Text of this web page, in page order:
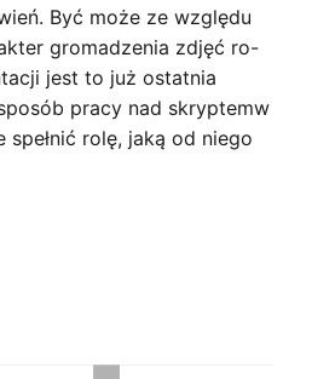
Być może ze względu
gromadzenia zdjęć ro-
jest to już ostatnia
pracy nad skryptemw
rolę, jaką od niego